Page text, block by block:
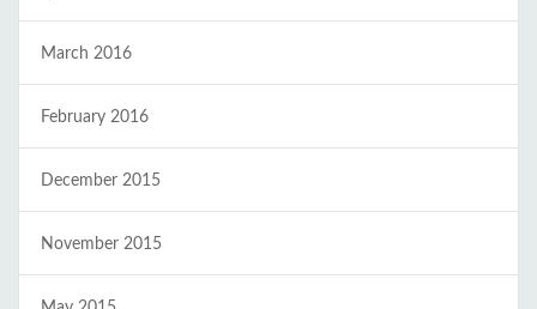
March 2016
February 2016
December 2015
November 2015